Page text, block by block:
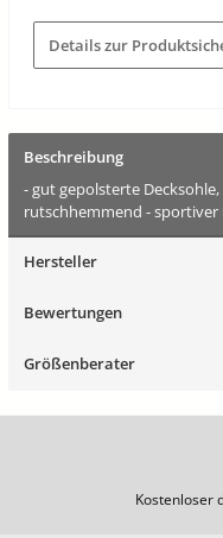
Details zur
Beschreibung
- gut gepolsterte
rutschhemmend -
Hersteller
Bewertungen
Größenberater
Kostenloser